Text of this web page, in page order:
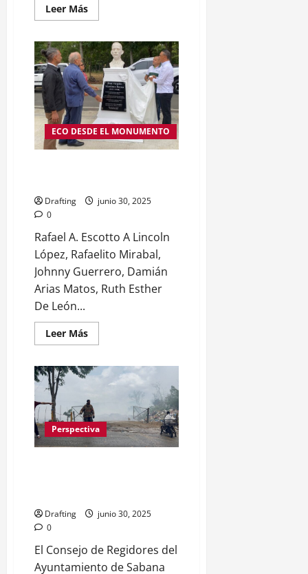
Leer MásLeer
más
Máxima
presión:
el
regreso
de
la
línea
dura
de
Trump
hacia
Cuba
ECO DESDE EL MONUMENTO
Drafting
junio 30, 2025
0
Rafael A. Escotto A Lincoln
López, Rafaelito Mirabal,
Johnny Guerrero, Damián
Arias Matos, Ruth Esther
De León...
Leer MásLeer
más
José
Virgilio
Reyna,
antología
poética
Perspectiva
Drafting
junio 30, 2025
0
El Consejo de Regidores del
Ayuntamiento de Sabana